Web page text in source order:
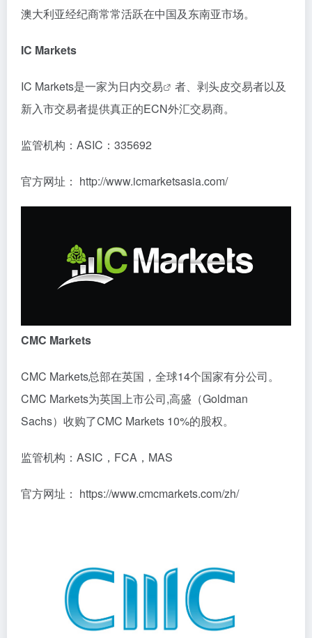
澳大利亚经纪商常常活跃在中国及东南亚市场。
IC Markets
IC Markets是一家为日内交易
者、剥头皮交易者以及
新入市交易者提供真正的ECN外汇交易商。
监管机构：ASIC：335692
官方网址： http://www.icmarketsasia.com/
CMC Markets
CMC Markets总部在英国，全球14个国家有分公司。
CMC Markets为英国上市公司,高盛（Goldman
Sachs）收购了CMC Markets 10%的股权。
监管机构：ASIC，FCA，MAS
官方网址： https://www.cmcmarkets.com/zh/